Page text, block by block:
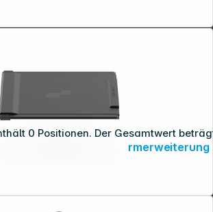
0 Positionen. Der Gesamtwert
Mobile Pixels Duex Plus DS 13,3" Bildschirmerweiterung